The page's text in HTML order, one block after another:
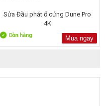
Sửa Đầu phát ổ cứng Dune Pro
4K
Mua ngay